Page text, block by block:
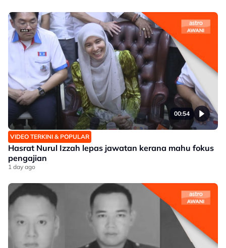
00:54
VIDEO TERKINI & POPULAR
Hasrat Nurul Izzah lepas jawatan kerana mahu fokus
pengajian
1 day ago